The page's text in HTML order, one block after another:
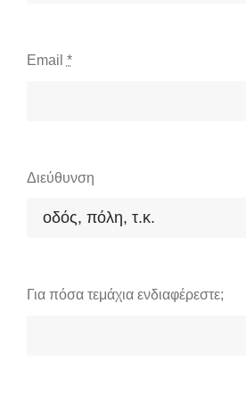
Email *
Διεύθυνση
Για πόσα τεμάχια ενδιαφέρεστε;